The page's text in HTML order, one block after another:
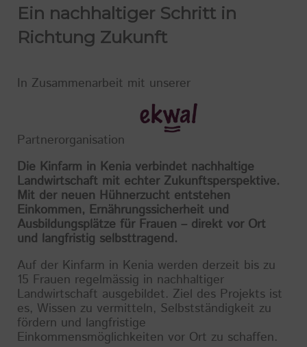
Ein nachhaltiger Schritt in
Richtung Zukunft
In Zusammenarbeit mit unserer
Partnerorganisation
Die Kinfarm in Kenia verbindet nachhaltige
Landwirtschaft mit echter Zukunftsperspektive.
Mit der neuen Hühnerzucht entstehen
Einkommen, Ernährungssicherheit und
Ausbildungsplätze für Frauen – direkt vor Ort
und langfristig selbsttragend.
Auf der Kinfarm in Kenia werden derzeit bis zu
15 Frauen regelmässig in nachhaltiger
Landwirtschaft ausgebildet. Ziel des Projekts ist
es, Wissen zu vermitteln, Selbstständigkeit zu
fördern und langfristige
Einkommensmöglichkeiten vor Ort zu schaffen.